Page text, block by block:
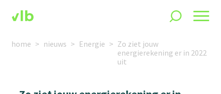
home nieuws Energie
Zo ziet jouw
energierekening er in 2022
uit